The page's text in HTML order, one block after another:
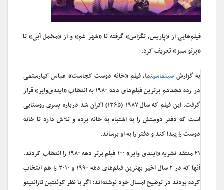
فیلم‌هایی از «پاریس، تگزاس» گرفته تا «شهر غم» و از «مخمل آبی» تا
«پرتو سبز» تعریف کرد.
به گزارش سینماسینما، فیلم «خانه دوست کجاست» عباس کیارستمی
در رده هجدهم برترین فیلم‌های دهه ۱۹۸۰ به انتخاب «ایندی‌وایر» قرار
گرفت. این فیلم که سال ۱۹۸۷ (۱۳۶۵) اکران شد درباره پسری روستایی
است که دفتر دوستش را به اشتباه به خانه ‌برده و تلاش دارد تا خانه
دوست را پیدا کند و دفتر را به او برساند.
۲۱ منتقد نشریه «ایندی وایر» ۱۰۰ فیلم برتر دهه ۱۹۸۰ را انتخاب کردند.
آنها که در ۲ سال اخیر بهترین فیلم‌های دهه ۱۹۹۰ و ۲۰۱۰ را هم انتخاب
کرده بودند در توضیح امسال خود نوشته‌اند: اگر با نظر کوئنتین تارانتینو